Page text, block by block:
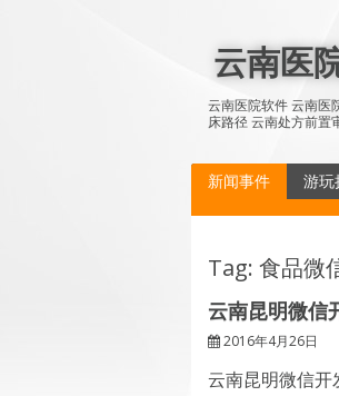
content
云南医
云南医院软件 云南医
床路径 云南处方前置
新闻事件 游玩
Tag: 食品微
云南昆明微
2016年4月26日
云南昆明微信